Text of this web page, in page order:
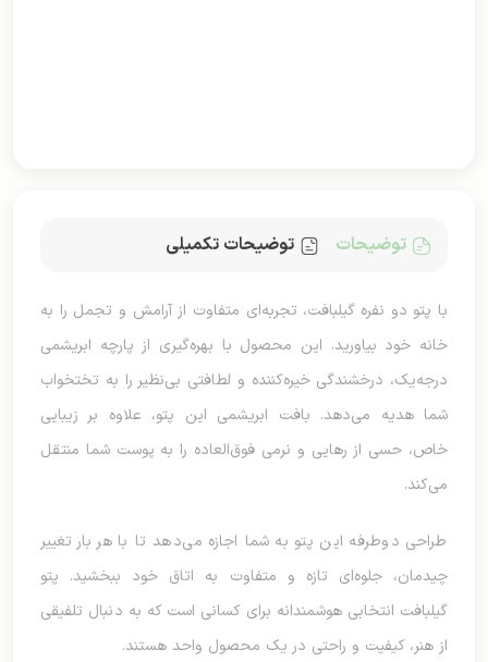
توضیحات توضیحات تکمیلی
با پتو دو نفره گیلبافت، تجربه‌ای متفاوت از آرامش و تجمل را به
خانه خود بیاورید. این محصول با بهره‌گیری از پارچه ابریشمی
درجه‌یک، درخشندگی خیره‌کننده و لطافتی بی‌نظیر را به تختخواب
شما هدیه می‌دهد. بافت ابریشمی این پتو، علاوه بر زیبایی
خاص، حسی از رهایی و نرمی فوق‌العاده را به پوست شما منتقل
می‌کند.
طراحی دوطرفه این پتو به شما اجازه می‌دهد تا با هر بار تغییر
چیدمان، جلوه‌ای تازه و متفاوت به اتاق خود ببخشید. پتو
گیلبافت انتخابی هوشمندانه برای کسانی است که به دنبال تلفیقی
از هنر، کیفیت و راحتی در یک محصول واحد هستند.